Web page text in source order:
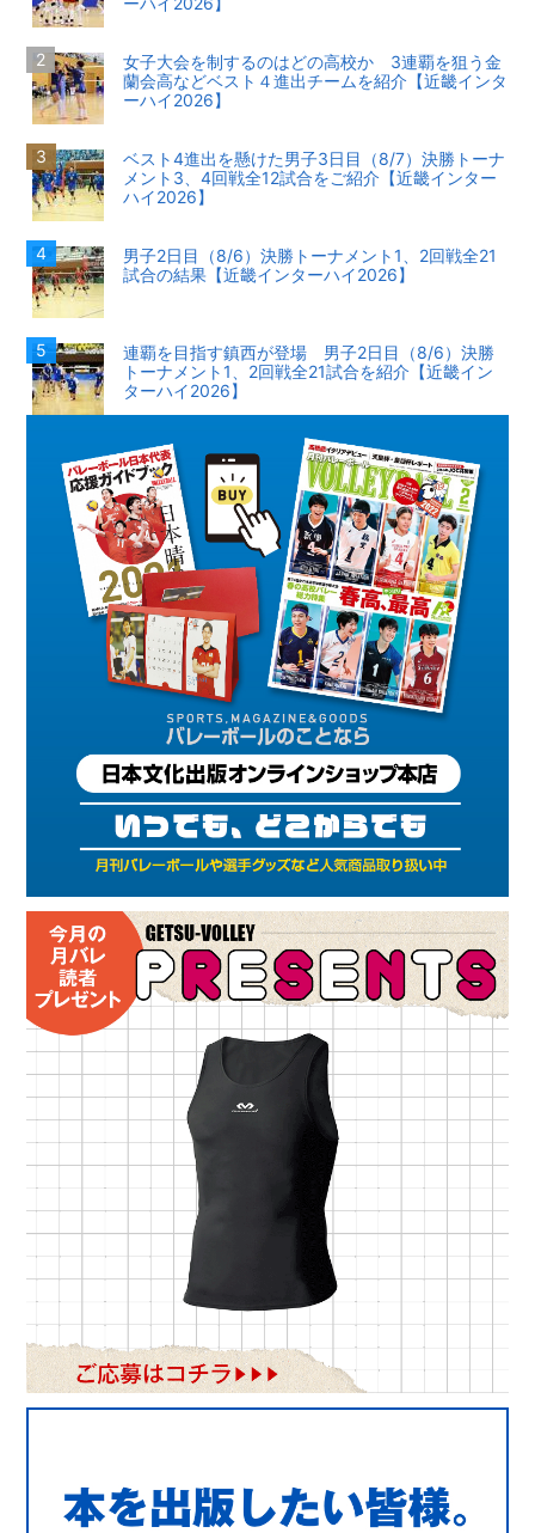
女子大会を制するのはどの高校か 3連覇を狙う金
蘭会高などベスト４進出チームを紹介【近畿インタ
ーハイ2026】
ベスト4進出を懸けた男子3日目（8/7）決勝トーナ
メント3、4回戦全12試合をご紹介【近畿インター
ハイ2026】
男子2日目（8/6）決勝トーナメント1、2回戦全21
試合の結果【近畿インターハイ2026】
連覇を目指す鎮西が登場 男子2日目（8/6）決勝
トーナメント1、2回戦全21試合を紹介【近畿イン
ターハイ2026】